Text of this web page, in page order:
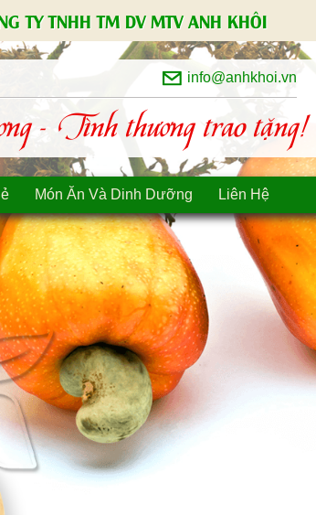
TY TNHH TM DV MTV ANH KHÔI
info@anhkhoi.vn
- Tình thương trao tặng!
Món Ăn Và Dinh Dưỡng Liên Hệ